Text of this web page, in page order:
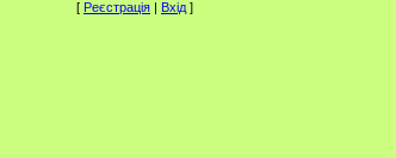
[ Реєстрація | Вхід ]